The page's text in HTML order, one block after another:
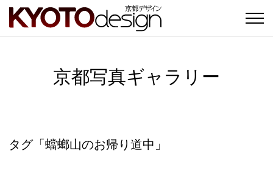
京都写真ギャラリー
タグ「蟷螂山のお帰り道中」